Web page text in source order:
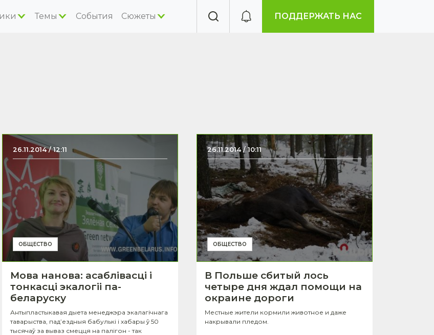
Темы События Сюжеты ПОДДЕРЖАТЬ НАС
26.11.2014 / 12:11
ОБЩЕСТВО
Мова нанова: асаблівасці і
тонкасці экалогіі па-
беларуску
Антыпластыкавая дыета менеджэра экалагічнага
таварыства, пад’ездныя бабулькі і хабары ў 50
тысячаў за вываз смецця на палігон - так
26.11.2014 / 10:11
ОБЩЕСТВО
В Польше сбитый лось
четыре дня ждал помощи на
окраине дороги
Местные жители кормили животное и даже
накрывали пледом.